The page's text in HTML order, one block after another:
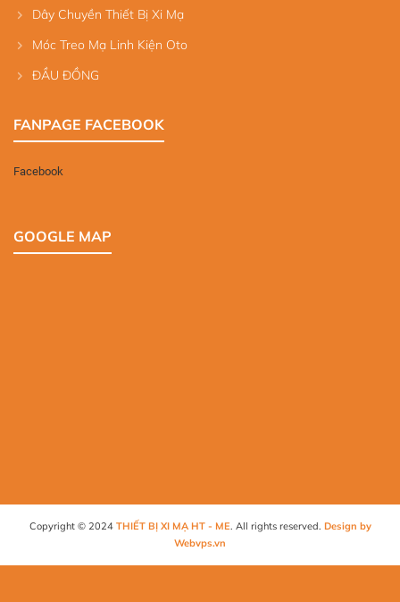
Dây Chuyền Thiết Bị Xi Mạ
Móc Treo Mạ Linh Kiện Oto
ĐẦU ĐỒNG
FANPAGE FACEBOOK
Facebook
GOOGLE MAP
Copyright © 2024 THIẾT BỊ XI MẠ HT - ME . All rights reserved. Design by
Webvps.vn